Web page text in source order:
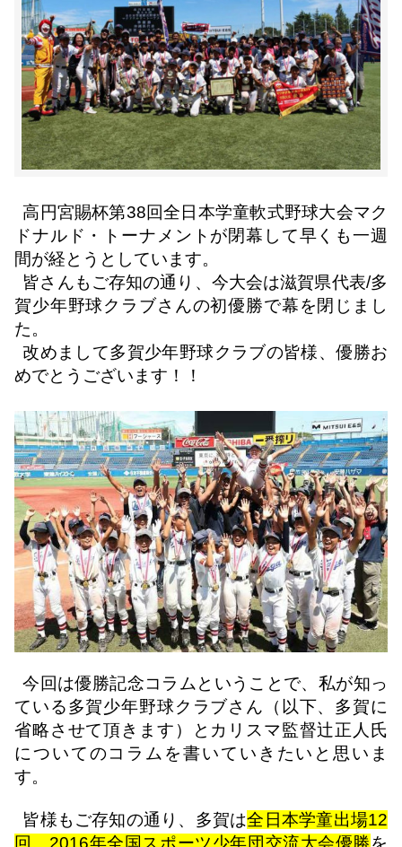
高円宮賜杯第38回全日本学童軟式野球大会マク
ドナルド・トーナメントが閉幕して早くも一週
間が経とうとしています。
皆さんもご存知の通り、今大会は滋賀県代表/多
賀少年野球クラブさんの初優勝で幕を閉じまし
た。
改めまして多賀少年野球クラブの皆様、優勝お
めでとうございます！！
今回は優勝記念コラムということで、私が知っ
ている多賀少年野球クラブさん（以下、多賀に
省略させて頂きます）とカリスマ監督辻正人氏
についてのコラムを書いていきたいと思いま
す。
皆様もご存知の通り、多賀は全日本学童出場12
回、 2016年全国スポーツ少年団交流大会優勝を